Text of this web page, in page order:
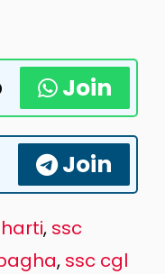
Join
Join
, ssc
, ssc cgl